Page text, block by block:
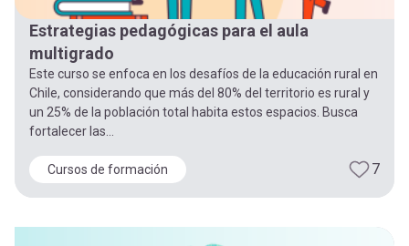
Estrategias pedagógicas para el aula
multigrado
Este curso se enfoca en los desafíos de la educación rural en
Chile, considerando que más del 80% del territorio es rural y
un 25% de la población total habita estos espacios. Busca
fortalecer las...
Cursos de formación 7